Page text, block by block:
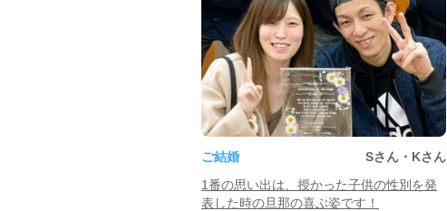
ご結婚
Sさん・Kさん
1番の思い出は、授かった子供の性別を発
表した時の旦那の喜ぶ姿です！